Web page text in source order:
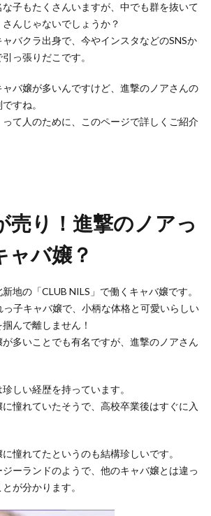
子もたくさんいますが、中でも群を抜いて
さんじゃないでしょうか？
バクラ出身で、今やインスタなどのSNSか
っ張りだこです。
バ嬢が多いんですけど、進撃のノアさんの
すね。
て人のために、このページで詳しくご紹介
売り！進撃のノアっ
ャバ嬢？
地の「CLUB NILS」で働くキャバ嬢です。
っ子キャバ嬢で、小柄な体格と可愛いらしい
んで離しません！
多いことでも有名ですが、進撃のノアさん
しい経歴を持っています。
憧れていたそうで、高校卒業後はすぐに入
憧れてたというのも結構珍しいです。
ーランドのようで、他のキャバ嬢とは違っ
が分かります。